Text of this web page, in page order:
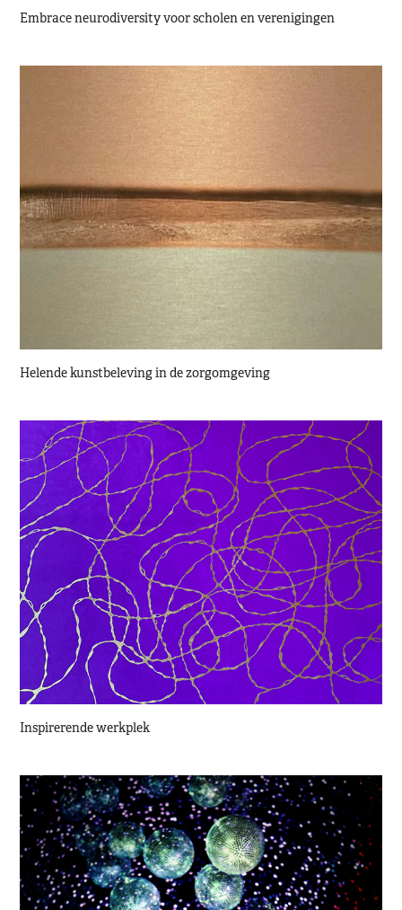
Embrace neurodiversity voor scholen en verenigingen
Helende kunstbeleving in de zorgomgeving
Inspirerende werkplek